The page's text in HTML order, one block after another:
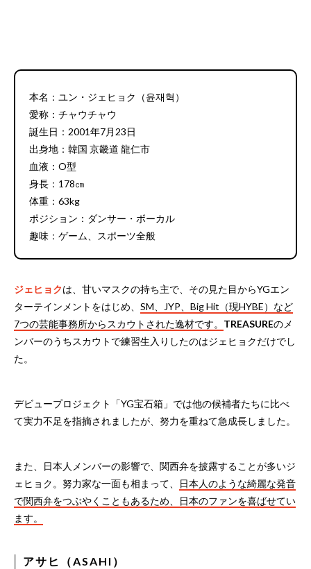
本名：ユン・ジェヒョク（윤재혁）
愛称：チャウチャウ
誕生日：2001年7月23日
出身地：韓国 京畿道 龍仁市
血液：O型
身長：178㎝
体重：63kg
ポジション：ダンサー・ボーカル
趣味：ゲーム、スポーツ全般
ジェヒョクは、甘いマスクの持ち主で、その見た目からYGエン
ターテインメントをはじめ、 SM、JYP、Big Hit（現HYBE）など
7つの芸能事務所からスカウトされた逸材です。 TREASUREのメ
ンバーのうちスカウトで練習生入りしたのはジェヒョクだけでし
た。
デビュープロジェクト「YG宝石箱」では他の候補者たちに比べ
て実力不足を指摘されましたが、努力を重ねて急成長しました。
また、日本人メンバーの影響で、関西弁を披露することが多いジ
ェヒョク。努力家な一面も相まって、
日本人のような綺麗な発音
で関西弁をつぶやくこともあるため、日本のファンを喜ばせてい
ます。
アサヒ（ASAHI）